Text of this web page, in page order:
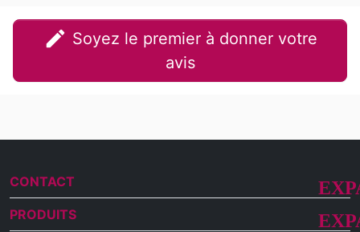
edit
avis
CONTACT
PRODUITS